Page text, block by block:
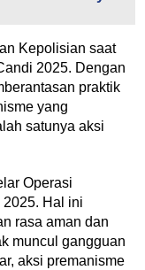
Kepolisian saat
2025. Dengan
praktik
yang
satunya aksi
Operasi
Hal ini
rasa aman dan
muncul gangguan
aksi premanisme